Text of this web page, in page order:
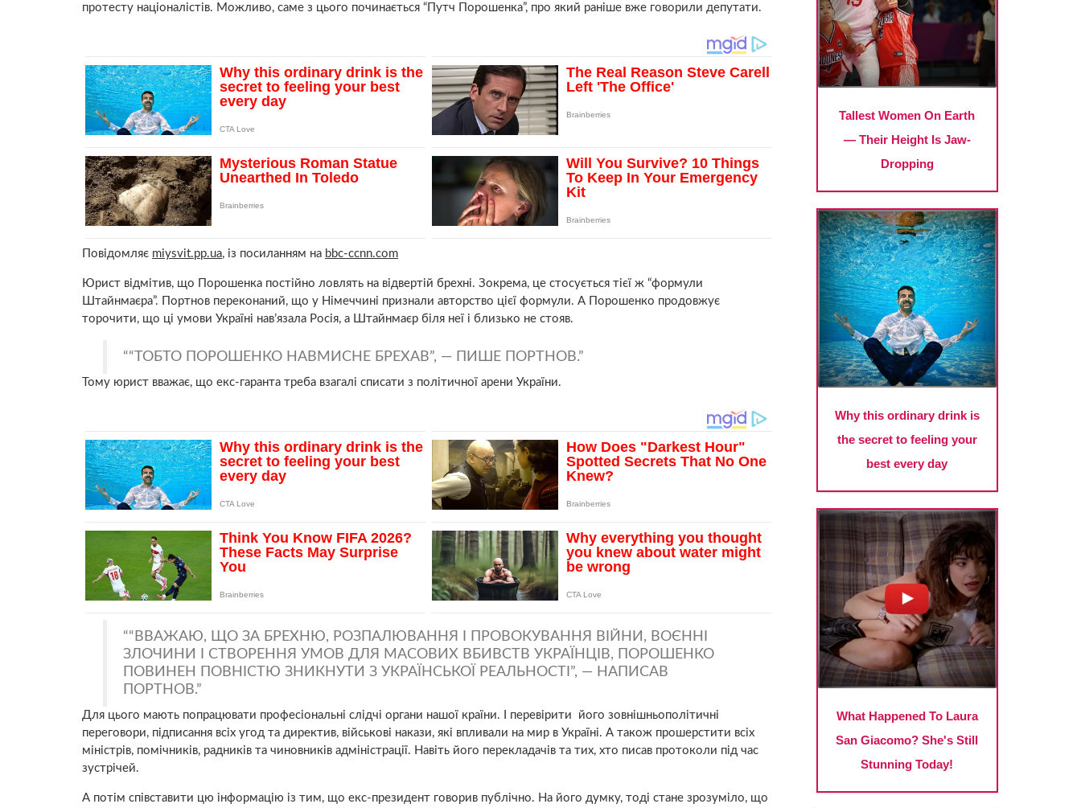
протесту націоналістів. Можливо, саме з цього починається “Путч Порошенка”, про який раніше вже говорили депутати.
Повідомляє miysvit.pp.ua, із посиланням на bbc-ccnn.com
Юрист відмітив, що Порошенка постійно ловлять на відвертій брехні. Зокрема, це стосується тієї ж “формули
Штайнмаєра”. Портнов переконаний, що у Німеччині признали авторство цієї формули. А Порошенко продовжує
торочити, що ці умови Україні нав’язала Росія, а Штайнмаєр біля неї і близько не стояв.
“ТОБТО ПОРОШЕНКО НАВМИСНЕ БРЕХАВ”, — ПИШЕ ПОРТНОВ.
Тому юрист вважає, що екс-гаранта треба взагалі списати з політичної арени України.
“ВВАЖАЮ, ЩО ЗА БРЕХНЮ, РОЗПАЛЮВАННЯ І ПРОВОКУВАННЯ ВІЙНИ, ВОЄННІ
ЗЛОЧИНИ І СТВОРЕННЯ УМОВ ДЛЯ МАСОВИХ ВБИВСТВ УКРАЇНЦІВ, ПОРОШЕНКО
ПОВИНЕН ПОВНІСТЮ ЗНИКНУТИ З УКРАЇНСЬКОЇ РЕАЛЬНОСТІ”, — НАПИСАВ
ПОРТНОВ.
Для цього мають попрацювати професіональні слідчі органи нашої країни. І перевірити його зовнішньополітичні
переговори, підписання всіх угод та директив, військові накази, які впливали на мир в Україні. А також прошерстити всіх
міністрів, помічників, радників та чиновників адміністрації. Навіть його перекладачів та тих, хто писав протоколи під час
зустрічей.
А потім співставити цю інформацію із тим, що екс-президент говорив публічно. На його думку, тоді стане зрозуміло, що